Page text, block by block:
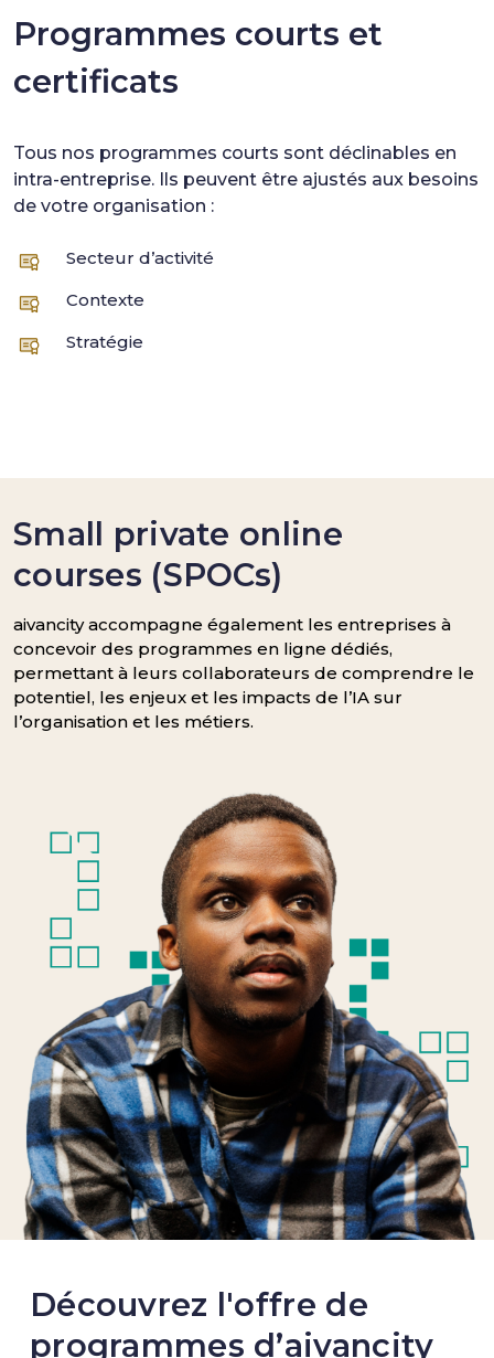
Programmes courts et
certificats
Tous nos programmes courts sont déclinables en
intra-entreprise. Ils peuvent être ajustés aux besoins
de votre organisation :
Secteur d’activité
Contexte
Stratégie
Small private online
courses (SPOCs)
aivancity accompagne également les entreprises à
concevoir des programmes en ligne dédiés,
permettant à leurs collaborateurs de comprendre le
potentiel, les enjeux et les impacts de l’IA sur
l’organisation et les métiers.
Découvrez l'offre de
programmes d’aivancity